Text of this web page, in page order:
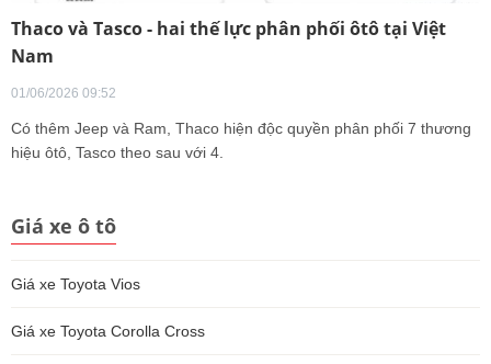
Thaco và Tasco - hai thế lực phân phối ôtô tại Việt
Nam
01/06/2026 09:52
Có thêm Jeep và Ram, Thaco hiện độc quyền phân phối 7 thương
hiệu ôtô, Tasco theo sau với 4.
Giá xe ô tô
Giá xe Toyota Vios
Giá xe Toyota Corolla Cross